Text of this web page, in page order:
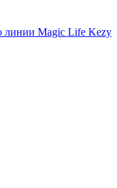
линии Magic Life Kezy